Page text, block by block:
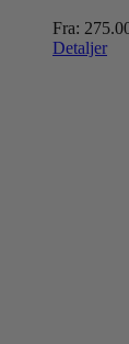
Fra:
Detaljer